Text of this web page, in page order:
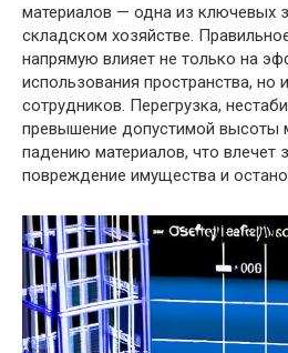
материалов — одна из ключевых
складском хозяйстве.
напрямую влияет не только на
использования пространства, но
сотрудников. Перегрузка,
превышение допустимой высоты
падению материалов, что влечет
повреждение имущества и